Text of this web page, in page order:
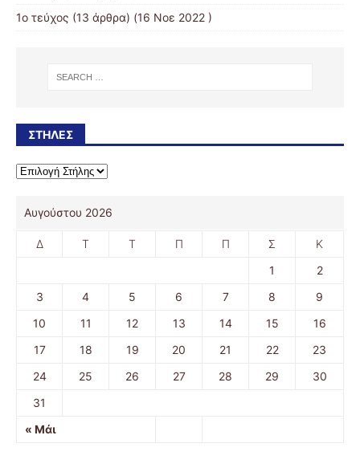
1ο τεύχος (13 άρθρα) (16 Νοε 2022 )
ΣΤΉΛΕΣ
Αυγούστου 2026
Δ Τ Τ Π Π Σ Κ
« Μάι
1
2
3
4 5 6 7 8
9
10
11 12 13 14 15
16
17
18 19 20 21 22
23
24
25 26 27 28 29
30
31